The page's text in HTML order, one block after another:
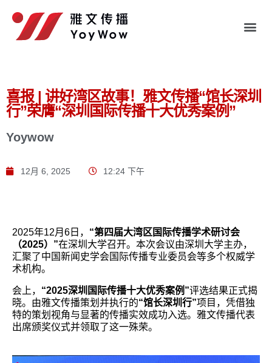
喜报 | 讲好湾区故事！雅文传播“馆长深圳
行”荣膺“深圳国际传播十大优秀案例”
Yoywow
12月 6, 2025 12:24 下午
2025年12月6日， “第四届大湾区国际传播学术研讨会
（2025）”在深圳大学召开。本次会议由深圳大学主办，
汇聚了中国新闻史学会国际传播专业委员会等多个权威学
术机构。
会上， “2025深圳国际传播十大优秀案例”评选结果正式揭
晓。由雅文传播策划并执行的“馆长深圳行”项目，凭借独
特的策划视角与显著的传播实效成功入选。雅文传播代表
出席颁奖仪式并领取了这一殊荣。